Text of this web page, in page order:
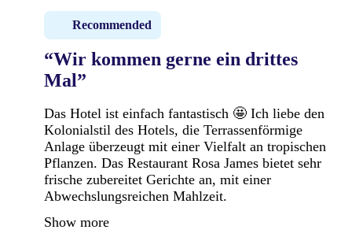
Recommended
“Wir kommen gerne ein drittes
Mal”
Das Hotel ist einfach fantastisch 🤩 Ich liebe den
Kolonialstil des Hotels, die Terrassenförmige
Anlage überzeugt mit einer Vielfalt an tropischen
Pflanzen. Das Restaurant Rosa James bietet sehr
frische zubereitet Gerichte an, mit einer
Abwechslungsreichen Mahlzeit.
Show more